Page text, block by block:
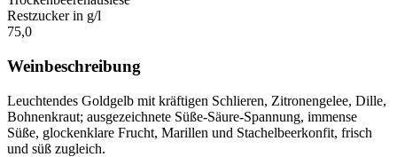
Restzucker in g/l
75,0
Weinbeschreibung
Leuchtendes Goldgelb mit kräftigen Schlieren, Zitronengelee, Dille,
Bohnenkraut; ausgezeichnete Süße-Säure-Spannung, immense
Süße, glockenklare Frucht, Marillen und Stachelbeerkonfit, frisch
und süß zugleich.